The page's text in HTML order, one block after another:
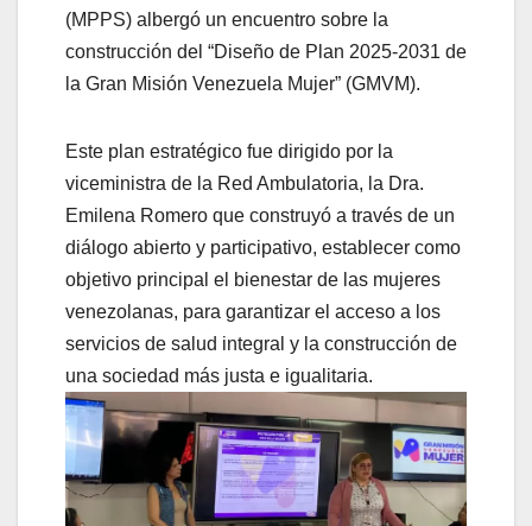
(MPPS) albergó un encuentro sobre la
construcción del “Diseño de Plan 2025-2031 de
la Gran Misión Venezuela Mujer” (GMVM).
Este plan estratégico fue dirigido por la
viceministra de la Red Ambulatoria, la Dra.
Emilena Romero que construyó a través de un
diálogo abierto y participativo, establecer como
objetivo principal el bienestar de las mujeres
venezolanas, para garantizar el acceso a los
servicios de salud integral y la construcción de
una sociedad más justa e igualitaria.